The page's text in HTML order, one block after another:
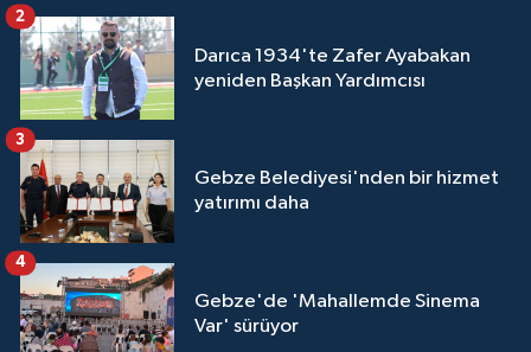
Darıca 1934'te Zafer Ayabakan
yeniden Başkan Yardımcısı
2
Gebze Belediyesi'nden bir hizmet
yatırımı daha
3
Gebze'de 'Mahallemde Sinema
Var' sürüyor
4